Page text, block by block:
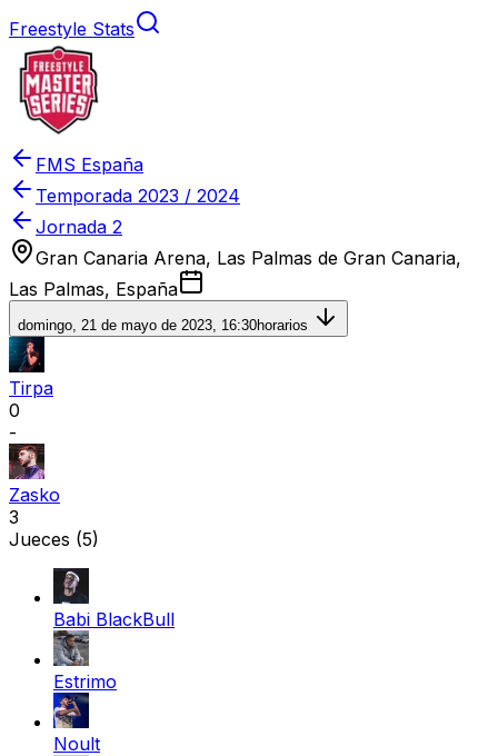
Freestyle Stats
FMS España
Temporada 2023 / 2024
Jornada 2
Gran Canaria Arena, Las Palmas de Gran Canaria,
Las Palmas, España
domingo, 21 de mayo de 2023, 16:30horarios
Tirpa
0
-
Zasko
3
Jueces (5)
Babi BlackBull
Estrimo
Noult